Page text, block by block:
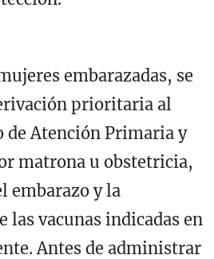
embarazadas, se
prioritaria al
Atención Primaria y
matrona u obstetricia,
embarazo y la
las vacunas indicadas en
Antes de administrar